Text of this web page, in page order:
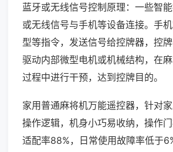
蓝牙或无线信号控制原理：一些智
或无线信号与手机等设备连接。手
型等指令，发送信号给控牌器，控
驱动内部微型电机或机械结构，在
过程中进行干预，达到控牌目的。
家用普通麻将机万能遥控器，针对
操作逻辑，机身小巧易收纳，操作
适配率88%，日常使用故障率低于